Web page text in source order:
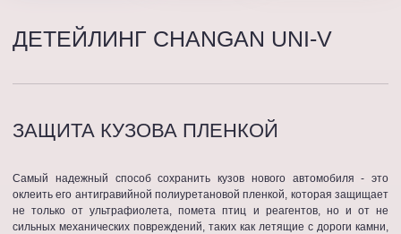
ДЕТЕЙЛИНГ CHANGAN UNI-V
ЗАЩИТА КУЗОВА ПЛЕНКОЙ
Самый надежный способ сохранить кузов нового автомобиля - это
оклеить его антигравийной полиуретановой пленкой, которая защищает
не только от ультрафиолета, помета птиц и реагентов, но и от не
сильных механических повреждений, таких как летящие с дороги камни,